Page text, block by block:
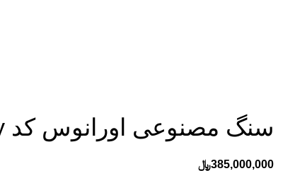
سنگ مصنوعی اورانوس کد MT255-Harmony
385,000,000﷼